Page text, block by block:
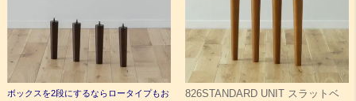
ボックスを2段にするならロータイプもお
826STANDARD UNIT スラットベ